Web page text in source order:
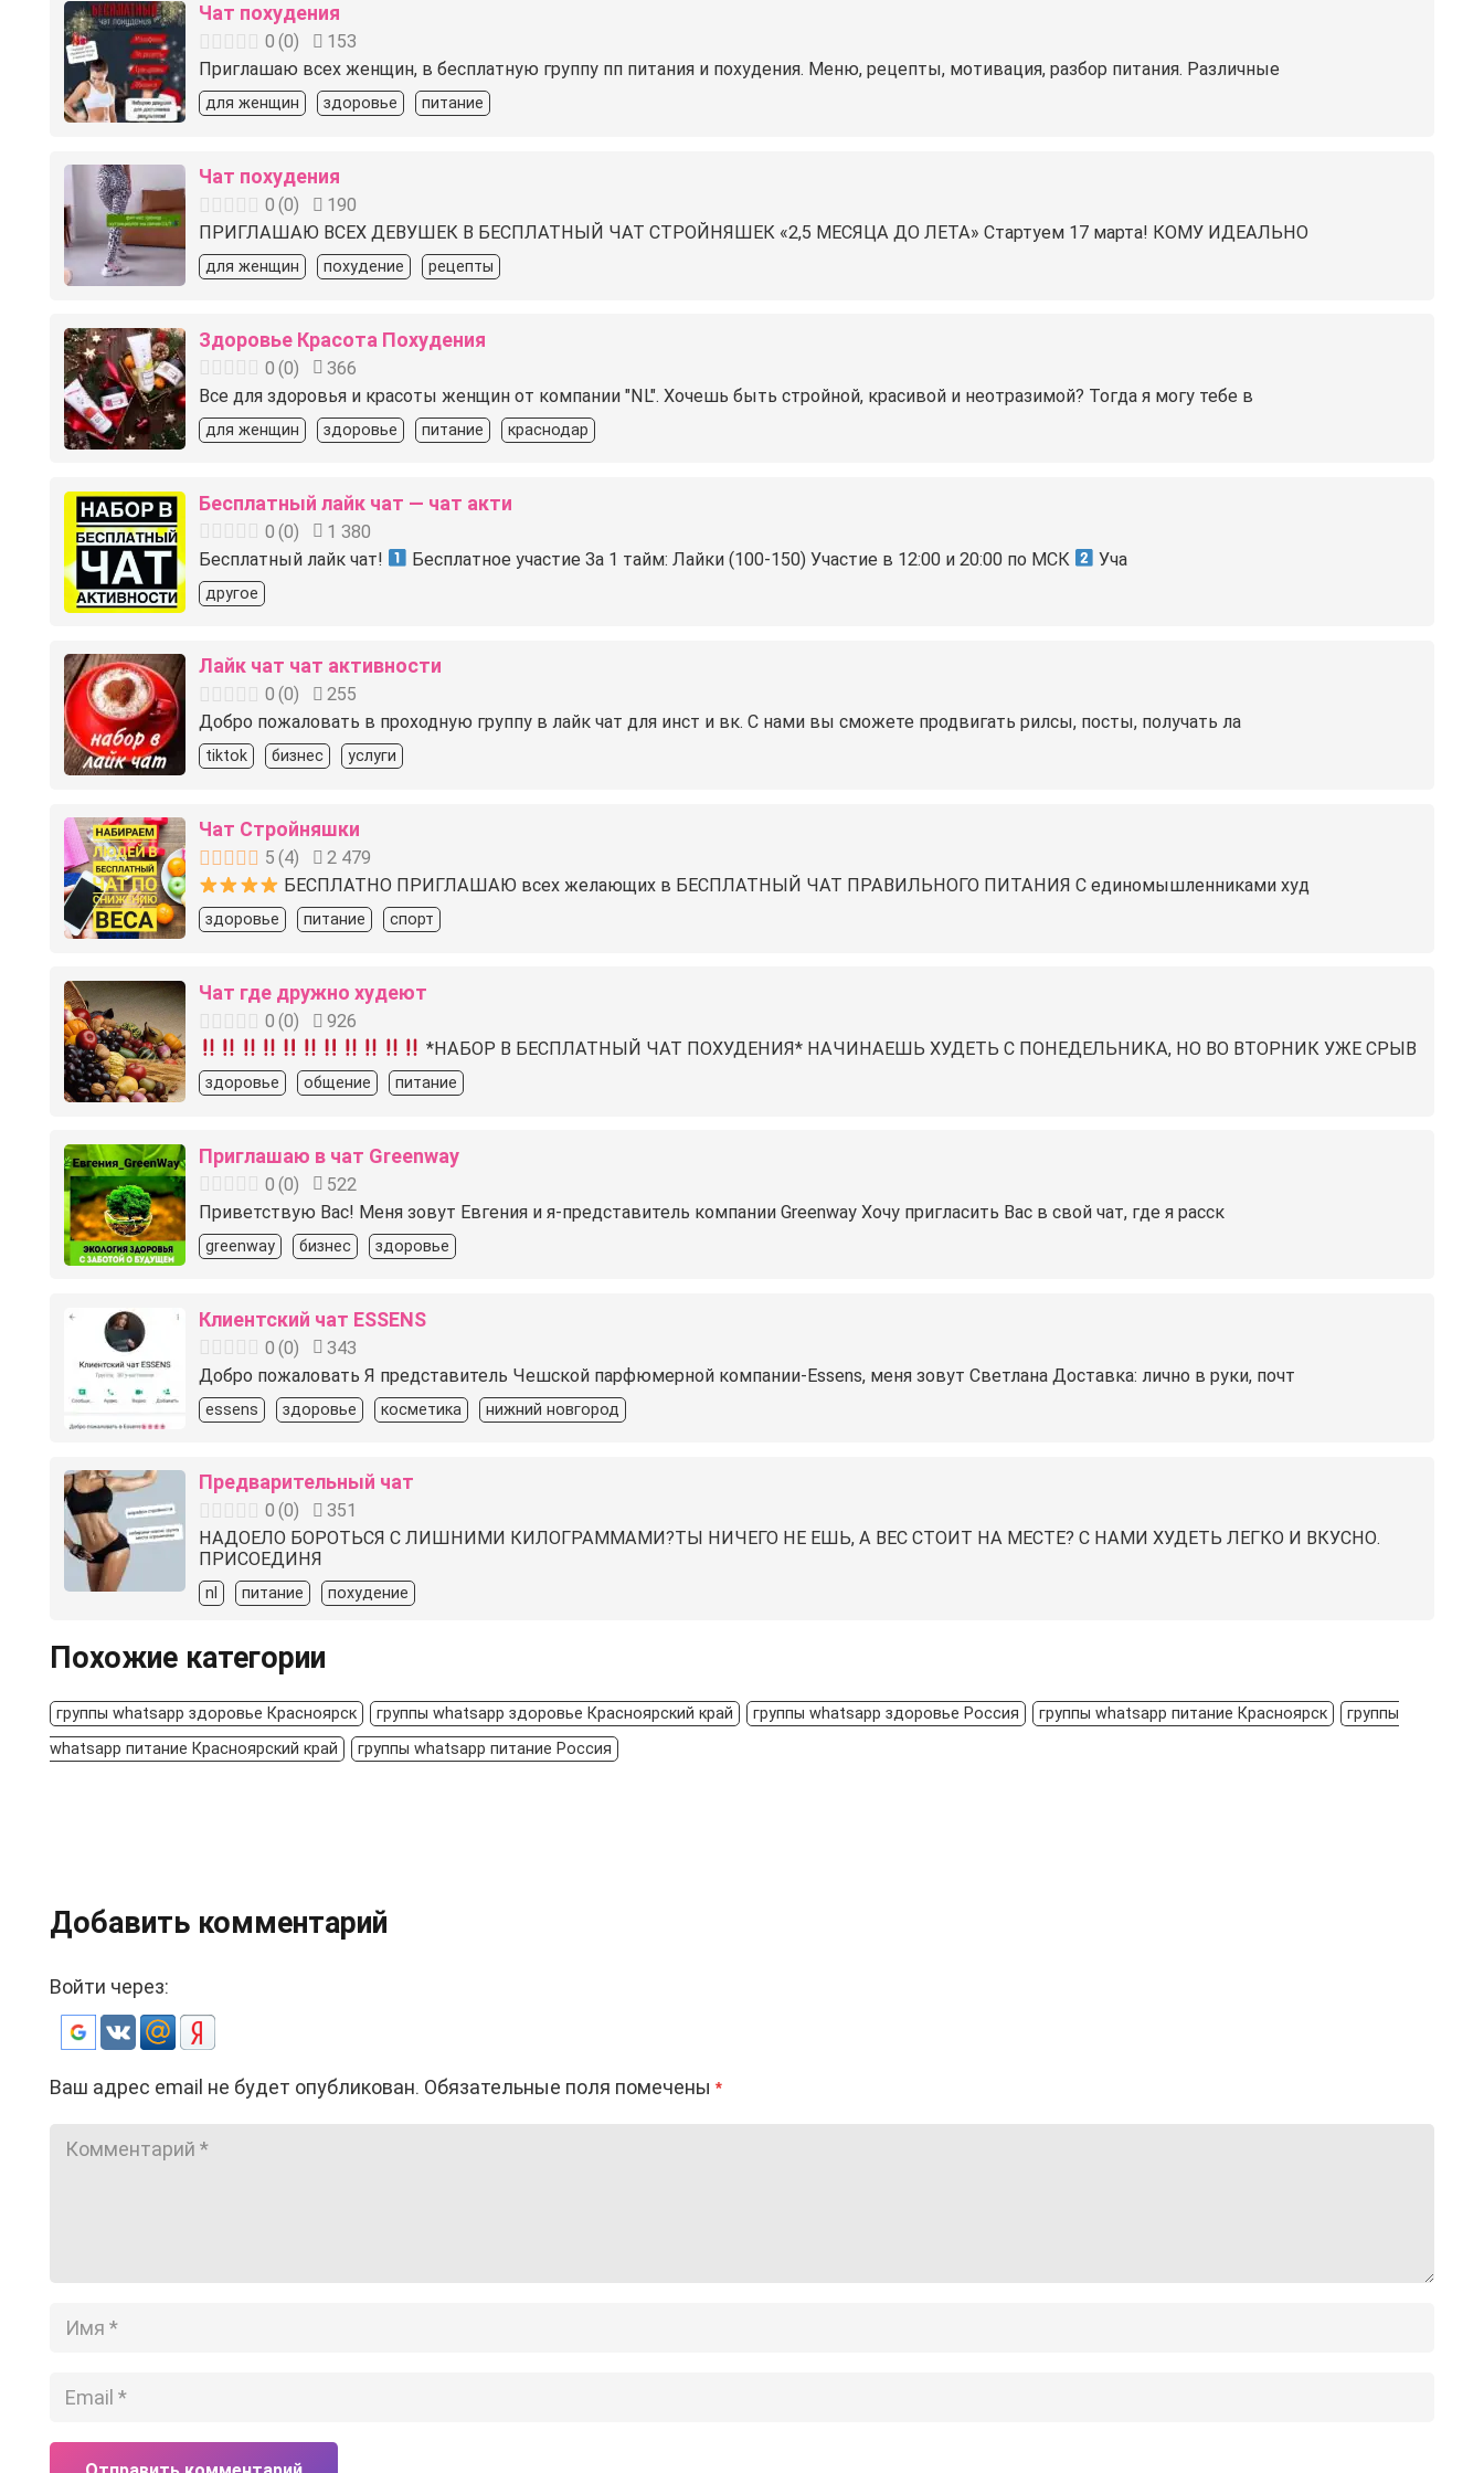
Чат похудения
0 (0)
153
Приглашаю всех женщин, в бесплатную группу пп питания и похудения. Меню, рецепты, мотивация, разбор питания. Различные
для женщин здоровье питание
Чат похудения
0 (0)
190
ПРИГЛАШАЮ ВСЕХ ДЕВУШЕК В БЕСПЛАТНЫЙ ЧАТ СТРОЙНЯШЕК «2,5 МЕСЯЦА ДО ЛЕТА️» Стартуем 17 марта! КОМУ ИДЕАЛЬНО
для женщин похудение рецепты
Здоровье Красота Похудения
0 (0)
366
Все для здоровья и красоты женщин от компании "NL". Хочешь быть стройной, красивой и неотразимой? Тогда я могу тебе в
для женщин здоровье питание краснодар
Бесплатный лайк чат — чат акти
0 (0)
1 380
Бесплатный лайк чат!
Бесплатное участие За 1 тайм:Лайки (100-150) Участие в 12:00 и 20:00 по МСК Уча
другое
Лайк чат чат активности
0 (0)
255
Добро пожаловать в проходную группу в лайк чат для инст и вк. С нами вы сможете продвигать рилсы, посты, получать ла
tiktok бизнес услуги
Чат Стройняшки
5 (4)
2 479
БЕСПЛАТНО ПРИГЛАШАЮ всех желающих в БЕСПЛАТНЫЙ ЧАТ ПРАВИЛЬНОГО ПИТАНИЯ С единомышленниками худ
здоровье питание спорт
Чат где дружно худеют
0 (0)
926
*НАБОР В БЕСПЛАТНЫЙ ЧАТ ПОХУДЕНИЯ* НАЧИНАЕШЬ ХУДЕТЬ С ПОНЕДЕЛЬНИКА, НО ВО ВТОРНИК УЖЕ СРЫВ
здоровье общение питание
Приглашаю в чат Greenway
0 (0)
522
Приветствую Вас! Меня зовут Евгения и я-представитель компании Greenway Хочу пригласить Вас в свой чат, где я расск
greenway бизнес здоровье
Клиентский чат ESSENS
0 (0)
343
Добро пожаловать Я представитель Чешской парфюмерной компании-Essens, меня зовут Светлана Доставка: лично в руки, почт
essens здоровье косметика нижний новгород
Предварительный чат
0 (0)
351
НАДОЕЛО БОРОТЬСЯ С ЛИШНИМИ КИЛОГРАММАМИ?ТЫ НИЧЕГО НЕ ЕШЬ, А ВЕС СТОИТ НА МЕСТЕ? С НАМИ ХУДЕТЬ ЛЕГКО И ВКУСНО.
ПРИСОЕДИНЯ
nl питание похудение
Похожие категории
группы whatsapp здоровье Красноярск группы whatsapp здоровье Красноярский край группы whatsapp здоровье Россия группы whatsapp питание Красноярск
группы
whatsapp питание Красноярский край
группы whatsapp питание Россия
Добавить комментарий
Войти через:
Ваш адрес email не будет опубликован. Обязательные поля помечены *